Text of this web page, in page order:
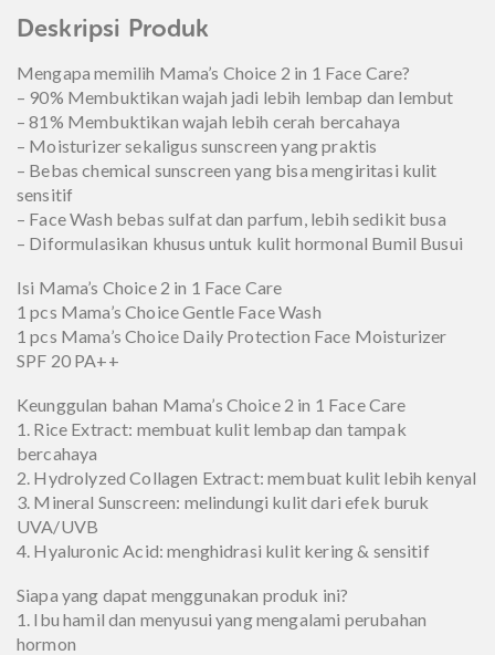
Deskripsi Produk
Mengapa memilih Mama’s Choice 2 in 1 Face Care?
– 90% Membuktikan wajah jadi lebih lembap dan lembut
– 81% Membuktikan wajah lebih cerah bercahaya
– Moisturizer sekaligus sunscreen yang praktis
– Bebas chemical sunscreen yang bisa mengiritasi kulit
sensitif
– Face Wash bebas sulfat dan parfum, lebih sedikit busa
– Diformulasikan khusus untuk kulit hormonal Bumil Busui
Isi Mama’s Choice 2 in 1 Face Care
1 pcs Mama’s Choice Gentle Face Wash
1 pcs Mama’s Choice Daily Protection Face Moisturizer
SPF 20 PA++
Keunggulan bahan Mama’s Choice 2 in 1 Face Care
1. Rice Extract: membuat kulit lembap dan tampak
bercahaya
2. Hydrolyzed Collagen Extract: membuat kulit lebih kenyal
3. Mineral Sunscreen: melindungi kulit dari efek buruk
UVA/UVB
4. Hyaluronic Acid: menghidrasi kulit kering & sensitif
Siapa yang dapat menggunakan produk ini?
1. Ibu hamil dan menyusui yang mengalami perubahan
hormon